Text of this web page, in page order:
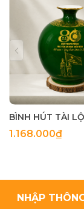
BÌNH HÚT TÀI
1.168.000₫
NHẬP